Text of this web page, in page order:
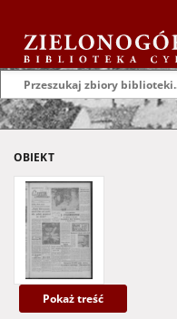
OBIEKT
Pokaż treść